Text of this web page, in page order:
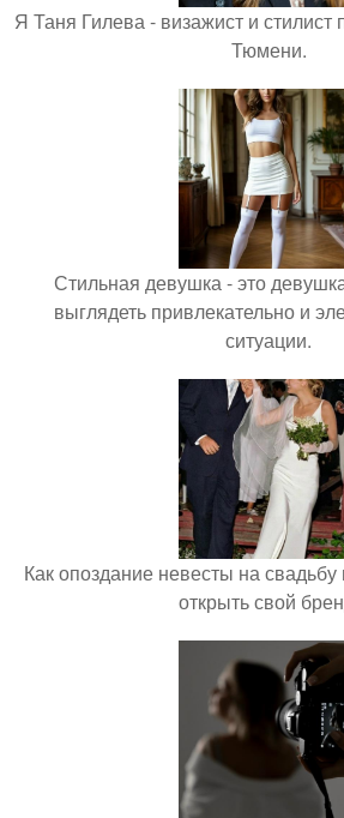
Я Таня Гилева - визажист и стилист
Тюмени.
Стильная девушка - это
выглядеть привлекательно и
ситуации.
Как опоздание невесты на
открыть свой